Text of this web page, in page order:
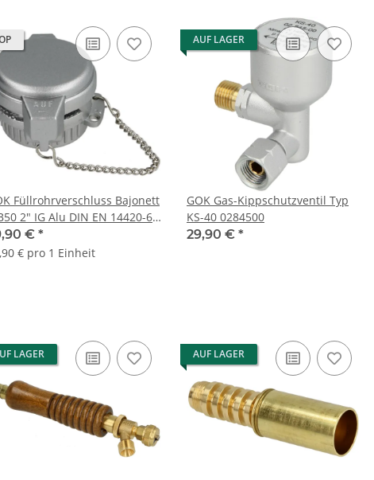
Füllrohrverschluss Bajonett
2" IG Alu DIN EN 14420-6 /
AC-42100
€ *
€ pro 1 Einheit
AUF LAGER
GOK Gas-Kippschutzventil Typ
KS-40 0284500
29,90 € *
LAGER AUF LAGER